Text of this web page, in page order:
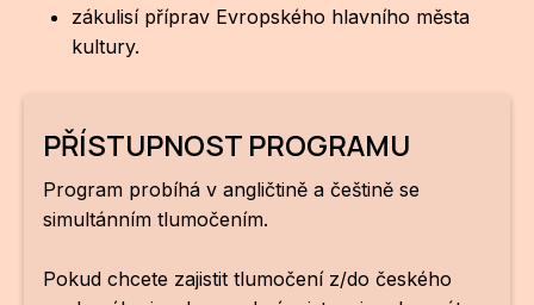
zákulisí příprav Evropského hlavního města
kultury.
PŘÍSTUPNOST PROGRAMU
Program probíhá v angličtině a češtině se
simultánním tlumočením.
Pokud chcete zajistit tlumočení z/do českého